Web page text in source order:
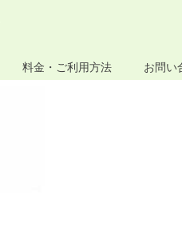
料金・ご利用方法 お問い